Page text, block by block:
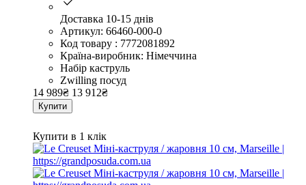
Доставка 10-15 днів
Артикул: 66460-000-0
Код товару : 7772081892
Країна-виробник: Німеччина
Набір каструль
Zwilling посуд
14 989₴ 13 912₴
Купити
Купити в 1 клік